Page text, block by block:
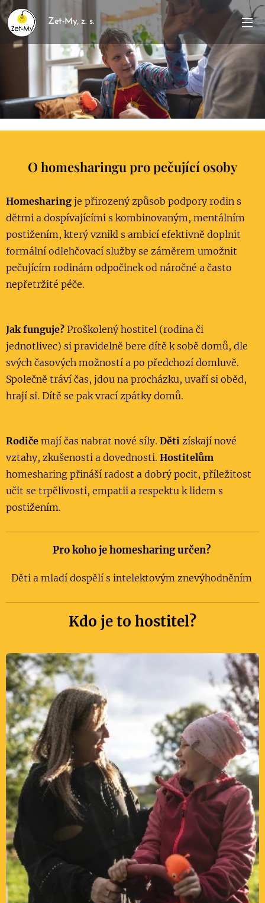
Zet-My, z. s.
O homesharingu pro pečující osoby
Homesharing je přirozený způsob podpory rodin s
dětmi a dospívajícími s kombinovaným, mentálním
postižením, který vznikl s ambicí efektivně doplnit
formální odlehčovací služby se záměrem umožnit
pečujícím rodinám odpočinek od náročné a často
nepřetržité péče.
Jak funguje? Proškolený hostitel (rodina či
jednotlivec) si pravidelně bere dítě k sobě domů, dle
svých časových možností a po předchozí domluvě.
Společně tráví čas, jdou na procházku, uvaří si oběd,
hrají si. Dítě se pak vrací zpátky domů.
Rodiče mají čas nabrat nové síly. Děti získají nové
vztahy, zkušenosti a dovednosti. Hostitelům
homesharing přináší radost a dobrý pocit, příležitost
učit se trpělivosti, empatii a respektu k lidem s
postižením.
Pro koho je homesharing určen?
Děti a mladí dospělí s intelektovým znevýhodněním
Kdo je to hostitel?